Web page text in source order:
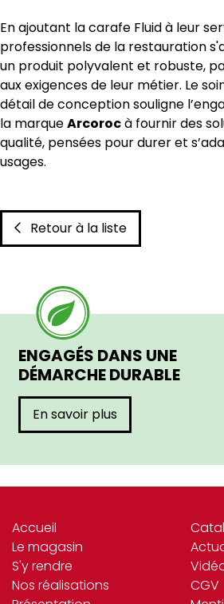
En ajoutant la carafe Fluid à leur
professionnels de la restauration
un produit polyvalent et robuste,
aux exigences de leur métier. Le
détail de conception souligne
la marqueArcorocà fournir des
qualité, pensées pour durer et
usages.
Retour à la liste
ENGAGÉS DANS UNE
DÉMARCHE DURABLE
En savoir plus
Accueil
Le magasin
S'y rendre
Nos réalisations
CGV